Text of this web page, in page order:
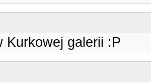
Kurkowej galerii :P